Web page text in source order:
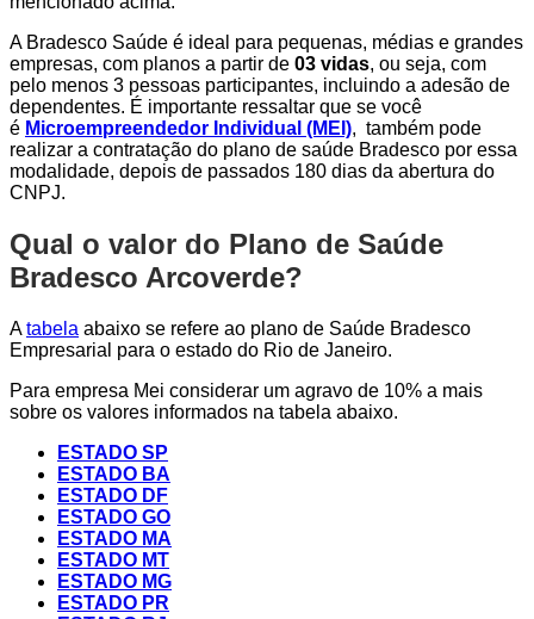
A Bradesco Saúde é ideal para pequenas, médias e grandes
empresas, com planos a partir de 03 vidas, ou seja, com
pelo menos 3 pessoas participantes, incluindo a adesão de
dependentes. É importante ressaltar que se você
é Microempreendedor Individual (MEI), também pode
realizar a contratação do plano de saúde Bradesco por essa
modalidade, depois de passados 180 dias da abertura do
CNPJ.
Qual o valor do Plano de Saúde
Bradesco Arcoverde?
Atabela abaixo se refere ao plano de Saúde Bradesco
Empresarial para o estado do Rio de Janeiro.
Para empresa Mei considerar um agravo de 10% a mais
sobre os valores informados na tabela abaixo.
ESTADO SP
ESTADO BA
ESTADO DF
ESTADO GO
ESTADO MA
ESTADO MT
ESTADO MG
ESTADO PR